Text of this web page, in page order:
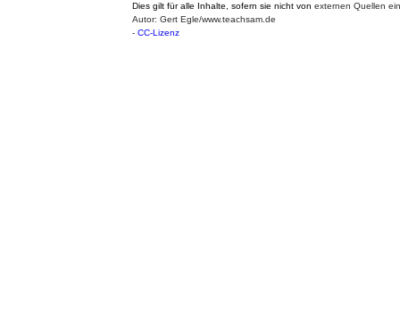
Dies gilt für alle Inhalte, sofern sie nicht von externen Quellen
Autor: Gert Egle/www.teachsam.de
- CC-Lizenz